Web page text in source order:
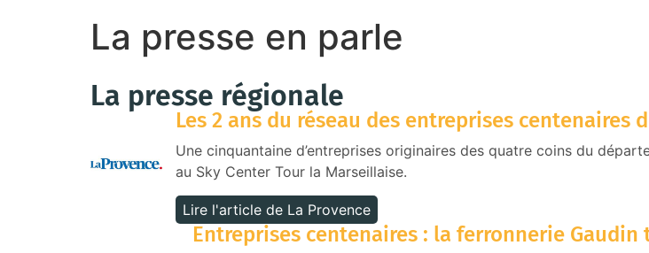
La presse en parle
La presse régionale
Les 2 ans du réseau des entreprises centenaires
Une cinquantaine d’entreprises originaires des quatre coins du
au Sky Center Tour la Marseillaise.
Lire l'article de La Provence
Entreprises centenaires : la ferronnerie